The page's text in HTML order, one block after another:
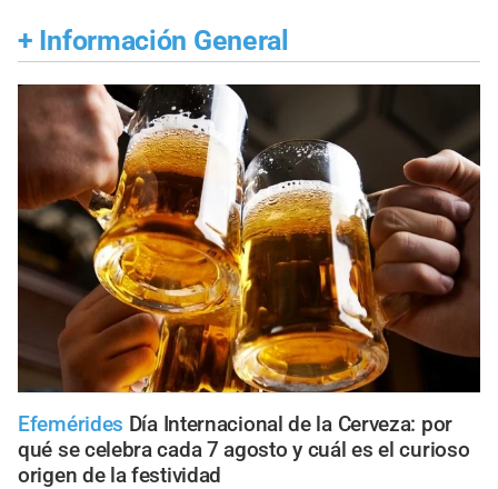
+ Información General
Efemérides Día Internacional de la Cerveza: por
qué se celebra cada 7 agosto y cuál es el curioso
origen de la festividad